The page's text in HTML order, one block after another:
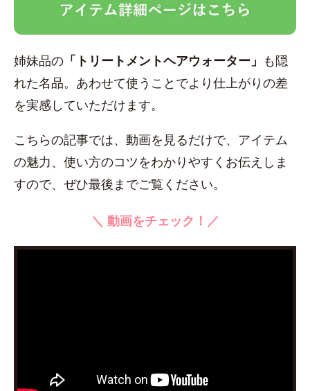
姉妹品の 「トリートメントヘアウォーター」 も隠
れた名品。あわせて使うことでより仕上がりの差
を実感していただけます。
こちらの記事では、動画を見るだけで、アイテム
の魅力、使い方のコツをわかりやすくお伝えしま
すので、ぜひ最後までご覧ください。
＼ 動画をチェック！／